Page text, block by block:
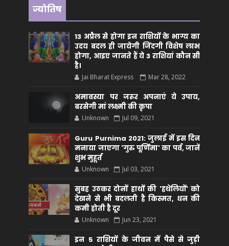
ज्योतिष
13 अप्रैल से होगा इन राशियों के भाग्य का
उदय बदल ही जायेगी जिंदगी विशेष लाभ
होगा, आइए जानते हैं ये 3 राशियां कौन सीं
है।
Jai Bharat Express Mar 28, 2022
अमावस्या पर जरूर अपनाएं ये उपाय,
बरसेगी मां लक्ष्मी की कृपा
Unknown Jul 09, 2021
Guru Purnima 2021: जुलाई में इस दिन
मनाया जाएगा 'गुरु पूर्णिमा' का पर्व, जानें
शुभ मुहूर्त
Unknown Jul 03, 2021
सुबह उठकर दोनों हाथों की 'हथेलियों' को
देखने से भी बदलती है किस्मत, धन की
कमी होती है दूर
Unknown Jun 23, 2021
इन 5 राशियों के जीवन में पैसे से जुड़ी